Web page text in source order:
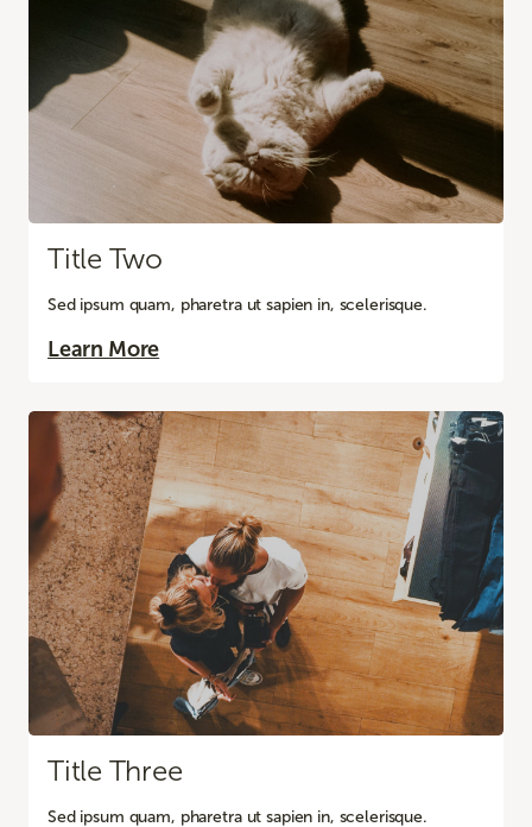
Title Two
Sed ipsum quam, pharetra ut sapien in, scelerisque.
Learn More
Title Three
Sed ipsum quam, pharetra ut sapien in, scelerisque.